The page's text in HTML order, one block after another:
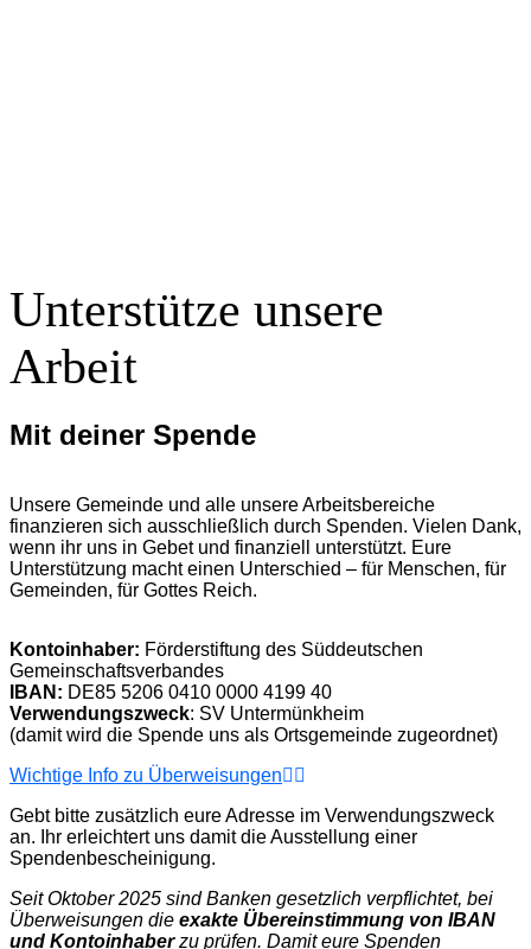
Unterstütze unsere
Arbeit
Mit deiner Spende
Unsere Gemeinde und alle unsere Arbeitsbereiche
finanzieren sich ausschließlich durch Spenden. Vielen Dank,
wenn ihr uns in Gebet und finanziell unterstützt. Eure
Unterstützung macht einen Unterschied – für Menschen, für
Gemeinden, für Gottes Reich.
Kontoinhaber: Förderstiftung des Süddeutschen
Gemeinschaftsverbandes
IBAN: DE85 5206 0410 0000 4199 40
Verwendungszweck: SV Untermünkheim
(damit wird die Spende uns als Ortsgemeinde zugeordnet)
Wichtige Info zu Überweisungen
Gebt bitte zusätzlich eure Adresse im Verwendungszweck
an. Ihr erleichtert uns damit die Ausstellung einer
Spendenbescheinigung.
Seit Oktober 2025 sind Banken gesetzlich verpflichtet, bei
Überweisungen die exakte Übereinstimmung von IBAN
und Kontoinhaberzu prüfen. Damit eure Spenden